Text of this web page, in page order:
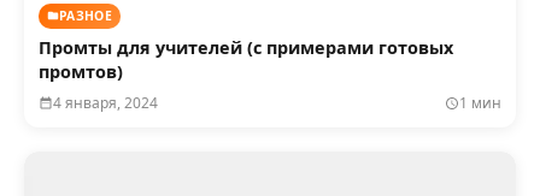
РАЗНОЕ
Промты для учителей (с примерами готовых
промтов)
4 января, 2024 1 мин